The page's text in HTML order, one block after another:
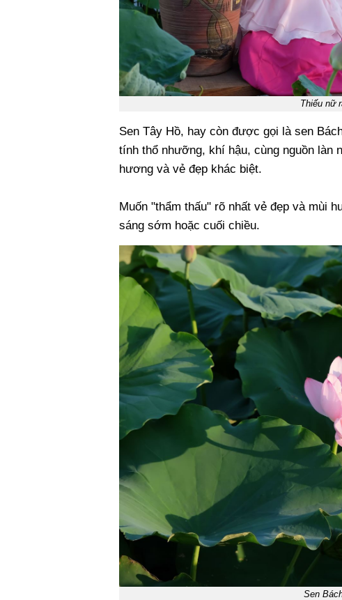
Thiếu nữ
Sen Tây Hồ, hay còn được gọi là sen
tính thổ nhưỡng, khí hậu, cùng nguồn làn
hương và vẻ đẹp khác biệt.
Muốn "thẩm thấu" rõ nhất vẻ đẹp và mùi
sáng sớm hoặc cuối chiều.
Sen